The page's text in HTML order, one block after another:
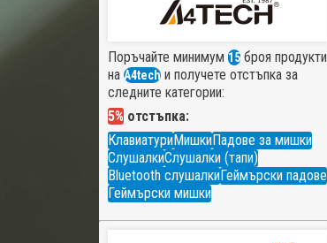
Поръчайте минимум 15 броя продукти
на A4tech и получете отстъпка за
следните категории:
5% отстъпка:
КлавиатуриМишкиПадове за мишки
СлушалкиСлушалки (тапи)
Bluetooth слушалкиГеймърски падове
Геймърски мишки